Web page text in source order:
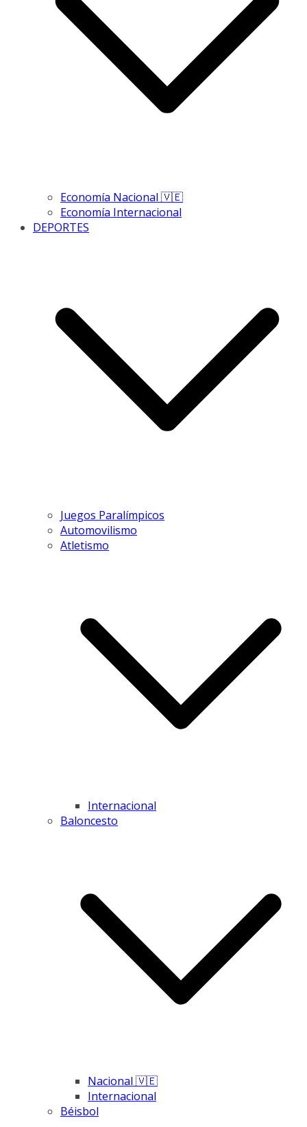
Economía Nacional 🇻🇪
Economía Internacional
DEPORTES
Juegos Paralímpicos
Automovilismo
Atletismo
Internacional
Baloncesto
Nacional 🇻🇪
Internacional
Béisbol